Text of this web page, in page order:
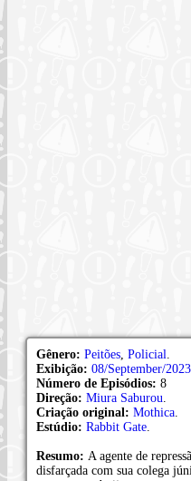
Gênero: Peitões Policial
Exibição: 08/September/2023
Número de Episódios: 8
Direção: Miura Saburou
Criação original: Mothica
Estúdio: Rabbit Gate
Resumo: A agente de
disfarçada com sua colega